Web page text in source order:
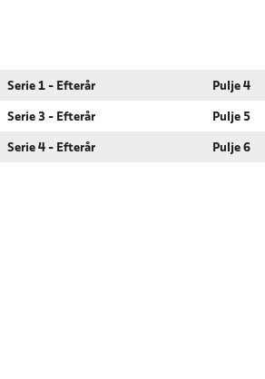
Serie 1 - Efterår Pulje 4
Serie 3 - Efterår Pulje 5
Serie 4 - Efterår Pulje 6